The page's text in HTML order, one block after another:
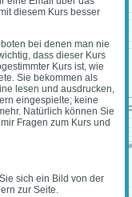
diesem Kurs besser
bei denen man nie
dass dieser Kurs
Kurs ist, wie
Sie bekommen als
lesen und ausdrucken,
eingespielte; keine
Natürlich können Sie
Fragen zum Kurs und
sich ein Bild von der
zur Seite.